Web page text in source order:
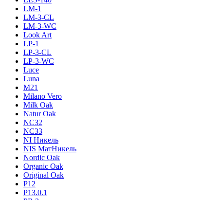
LM-1
LM-3-CL
LM-3-WC
Look Art
LP-1
LP-3-CL
LP-3-WC
Luce
Luna
M21
Milano Vero
Milk Oak
Natur Oak
NC32
NC33
NI Никель
NIS МатНикель
Nordic Oak
Organic Oak
Original Oak
P12
P13.0.1